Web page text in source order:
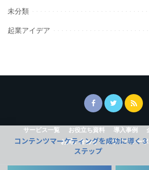
未分類
起業アイデア
サービス一覧 お役立ち資料 導入事例
お問い合わせ
プライバシー
コンテンツマーケティングを成功に導く
ステップ